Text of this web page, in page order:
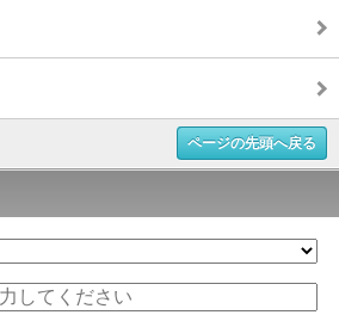
ページの先頭へ戻る